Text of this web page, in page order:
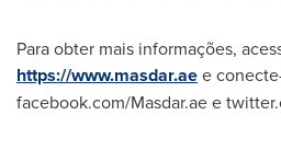
Para obter mais informações,
https://www.masdar.aee
facebook.com/Masdar.ae e